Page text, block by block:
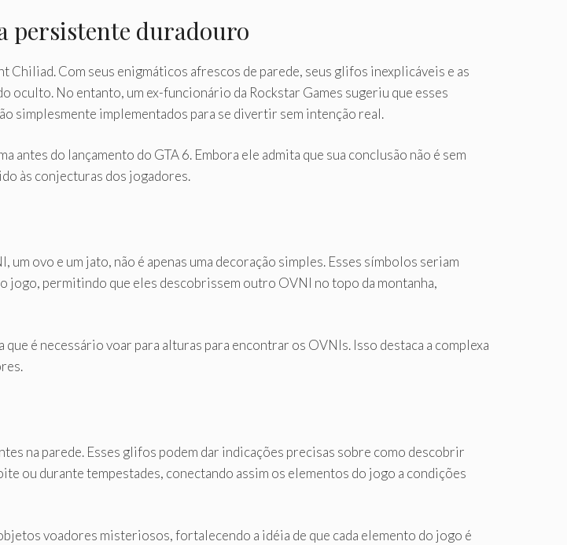
persistente duradouro
Com seus enigmáticos afrescos de parede, seus glifos inexplicáveis e as
No entanto, um ex-funcionário da Rockstar Games sugeriu que esses
simplesmente implementados para se divertir sem intenção real.
antes do lançamento do GTA 6. Embora ele admita que sua conclusão não é sem
às conjecturas dos jogadores.
ovo e um jato, não é apenas uma decoração simples. Esses símbolos seriam
jogo, permitindo que eles descobrissem outro OVNI no topo da montanha,
é necessário voar para alturas para encontrar os OVNIs. Isso destaca a complexa
na parede. Esses glifos podem dar indicações precisas sobre como descobrir
ou durante tempestades, conectando assim os elementos do jogo a condições
voadores misteriosos, fortalecendo a idéia de que cada elemento do jogo é